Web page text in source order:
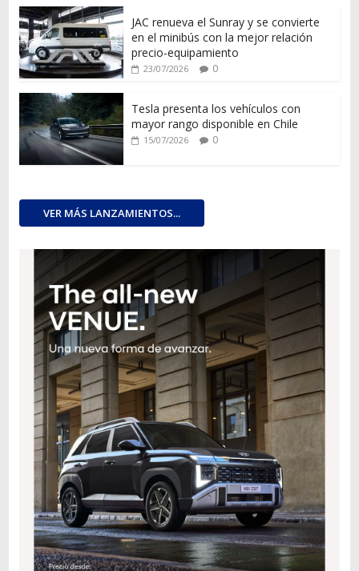
JAC renueva el Sunray y se convierte
en el minibús con la mejor relación
precio-equipamiento
23/07/2026 0
Tesla presenta los vehículos con
mayor rango disponible en Chile
15/07/2026 0
VER MÁS LANZAMIENTOS...